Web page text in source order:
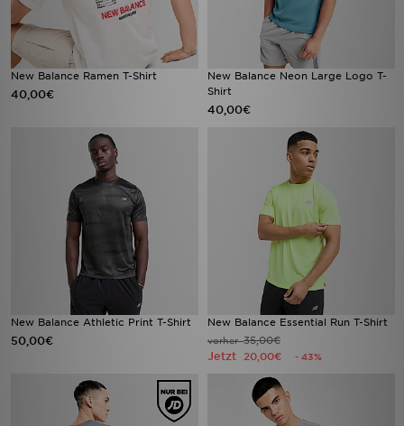
New Balance Ramen T-Shirt
40,00€
New Balance Neon Large Logo T-
Shirt
40,00€
New Balance Athletic Print T-Shirt
50,00€
New Balance Essential Run T-Shirt
vorher35,00€
Jetzt 20,00€ - 43%